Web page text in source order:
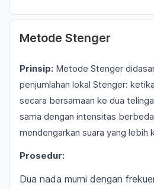
Metode Stenger
Prinsip: Metode Stenger
penjumlahan lokal Stenger:
secara bersamaan ke dua
sama dengan intensitas
mendengarkan suara yang lebih
Prosedur:
Dua nada murni dengan